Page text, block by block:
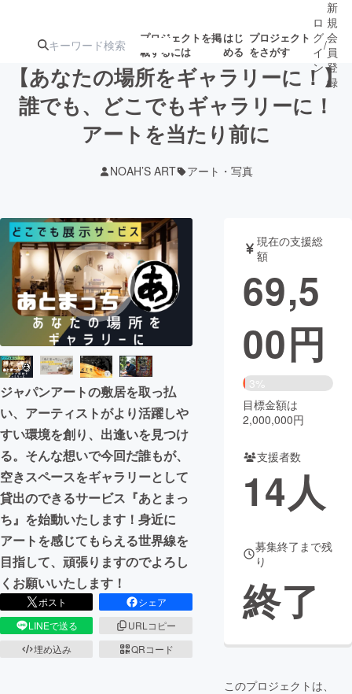
プロジェクトを掲
載するには
はじ
める
プロジェクト
をさがす
注目のリ 注目の新着プロ募集終了が近いプ
テクノロジー・ガジェット
映像・映画 書籍・雑誌
ビジネス・起業 チャレンジ
まちづくり・地域活性化
CAMPFIRE for Social Good
CAMPFIRE Creation
CAMPFIREふるさと納税
コミュニティ
ロ
グ
イ
ン
/
新
規
会
員
登
録
【あなたの場所をギャラリーに！】
誰でも、どこでもギャラリーに！
アートを当たり前に
NOAH’S ART アート・写真
ジャパンアートの敷居を取っ払
い、アーティストがより活躍しや
すい環境を創り、出逢いを見つけ
る。そんな想いで今回だ誰もが、
空きスペースをギャラリーとして
貸出のできるサービス『あとまっ
ち』を始動いたします！身近に
アートを感じてもらえる世界線を
目指して、頑張りますのでよろし
くお願いいたします！
ポスト
シェア
LINEで送る
URLコピー
埋め込み
QRコード
現在の支援総
額
69,5
00円
3%
目標金額は
2,000,000円
支援者数
14人
募集終了まで残
り
終了
このプロジェクトは、